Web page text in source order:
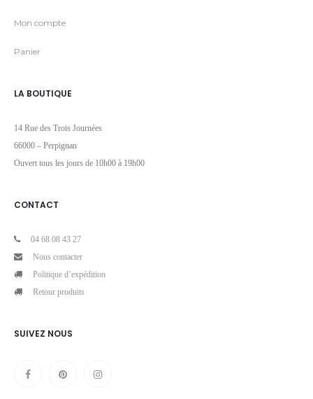
Mon compte
Panier
LA BOUTIQUE
14 Rue des Trois Journées
66000 – Perpignan
Ouvert tous les jours de 10h00 à 19h00
CONTACT
04 68 08 43 27
Nous contacter
Politique d’expédition
Retour produits
SUIVEZ NOUS